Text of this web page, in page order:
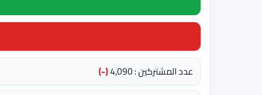
عدد المشتركين : 4,090
(-)